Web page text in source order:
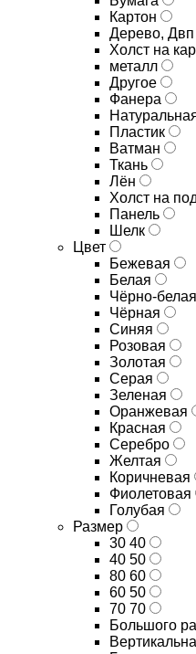
Картон
Дерево, Двп
Холст на
металл
Другое
Фанера
Пластик
Ватман
Ткань
Лён
Холст на
Панель
Шелк
Цвет
Бежевая
Белая
Чёрно-белая
Чёрная
Синяя
Розовая
Золотая
Серая
Зеленая
Оранжевая
Красная
Серебро
Желтая
Коричневая
Фиолетовая
Голубая
Размер
30 40
40 50
80 60
60 50
70 70
Большого